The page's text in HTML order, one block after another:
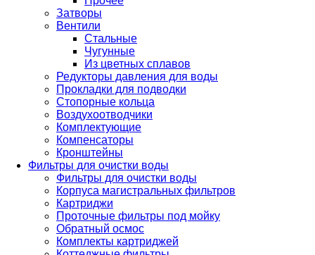
Затворы
Вентили
Стальные
Чугунные
Из цветных сплавов
Редукторы давления для воды
Прокладки для подводки
Стопорные кольца
Воздухоотводчики
Комплектующие
Компенсаторы
Кронштейны
Фильтры для очистки воды
Фильтры для очистки воды
Корпуса магистральных фильтров
Картриджи
Проточные фильтры под мойку
Обратный осмос
Комплекты картриджей